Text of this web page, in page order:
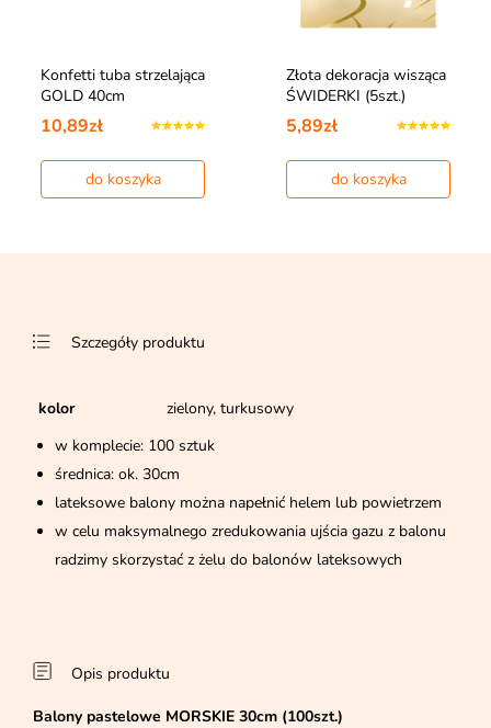
Konfetti tuba strzelająca
GOLD 40cm
10,89zł
do koszyka
Złota dekoracja wisząca
ŚWIDERKI (5szt.)
5,89zł
do koszyka
Szczegóły produktu
kolor
zielony, turkusowy
w komplecie: 100 sztuk
średnica: ok. 30cm
lateksowe balony można napełnić helem lub powietrzem
w celu maksymalnego zredukowania ujścia gazu z balonu
radzimy skorzystać z żelu do balonów lateksowych
Opis produktu
Balony pastelowe MORSKIE 30cm (100szt.)